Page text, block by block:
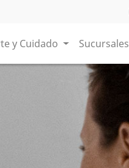
y Cuidado Sucursales